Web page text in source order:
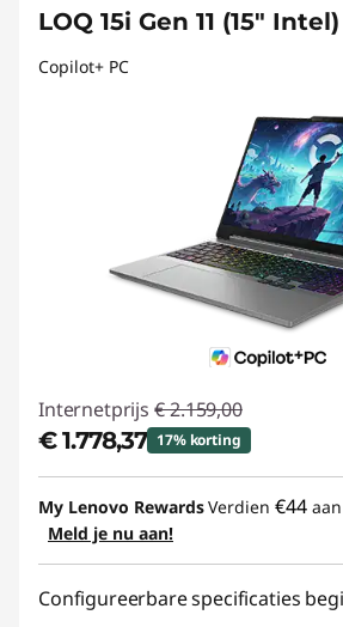
LOQ 15i Gen 11 (15" Intel)
Copilot+ PC
Internetprijs € 2.159,00
€ 1.778,37 17% korting
eCoupon-besparingen :-€
eCoupon gebruiken :
My Lenovo RewardsVerdien €44
Meld je nu aan!
Configureerbare specificaties